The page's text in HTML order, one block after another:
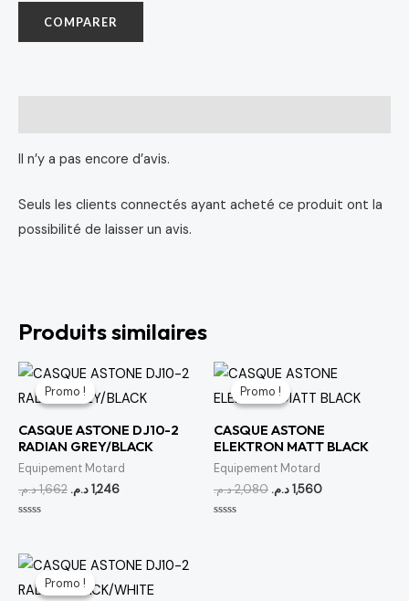
COMPARER
Il n’y a pas encore d’avis.
Seuls les clients connectés ayant acheté ce produit ont la
possibilité de laisser un avis.
Produits similaires
Promo !
Promo !
CASQUE ASTONE DJ10-2
RADIAN GREY/BLACK
Equipement Motard
1,662د.م.
Le
prix
initial
1,662 د.م..
1,246د.م.
Le
actuel
1,246 د.م..
5
Promo !
Promo !
CASQUE ASTONE
ELEKTRON MATT BLACK
Equipement Motard
2,080د.م.
Le
prix
initial
2,080 د.م..
1,560د.م.
Le
actuel
Promo !
Promo !
Le
prix
initial
Le
actuel